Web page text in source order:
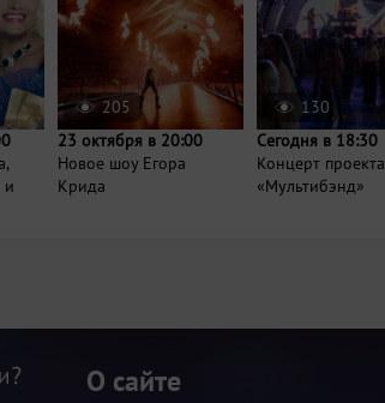
и
205
23 октября в 20:00
Новое шоу Егора
Крида
130
Сегодня в 18:30
Концерт проекта
«Мультибэнд»
О сайте